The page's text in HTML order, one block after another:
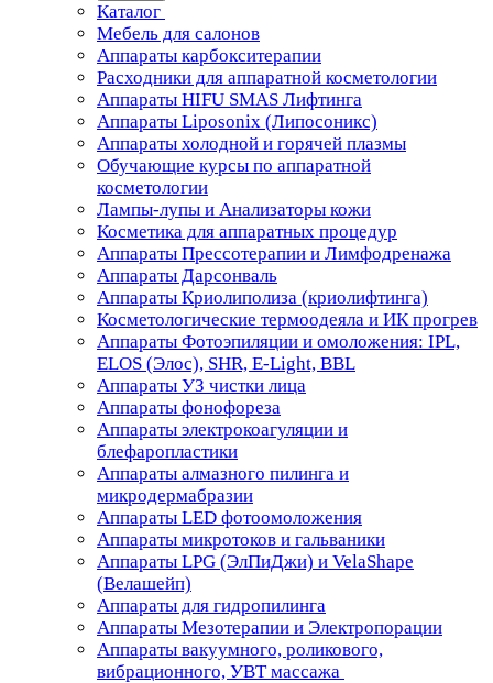
Каталог
Мебель для салонов
Аппараты карбокситерапии
Расходники для аппаратной косметологии
Аппараты HIFU SMAS Лифтинга
Аппараты Liposonix (Липосоникс)
Аппараты холодной и горячей плазмы
Обучающие курсы по аппаратной
косметологии
Лампы-лупы и Анализаторы кожи
Косметика для аппаратных процедур
Аппараты Прессотерапии и Лимфодренажа
Аппараты Дарсонваль
Аппараты Криолиполиза (криолифтинга)
Косметологические термоодеяла и ИК прогрев
Аппараты Фотоэпиляции и омоложения: IPL,
ELOS (Элос), SHR, E-Light, BBL
Аппараты УЗ чистки лица
Аппараты фонофореза
Аппараты электрокоагуляции и
блефаропластики
Аппараты алмазного пилинга и
микродермабразии
Аппараты LED фотоомоложения
Аппараты микротоков и гальваники
Аппараты LPG (ЭлПиДжи) и VelaShape
(Велашейп)
Аппараты для гидропилинга
Аппараты Мезотерапии и Электропорации
Аппараты вакуумного, роликового,
вибрационного, УВТ массажа